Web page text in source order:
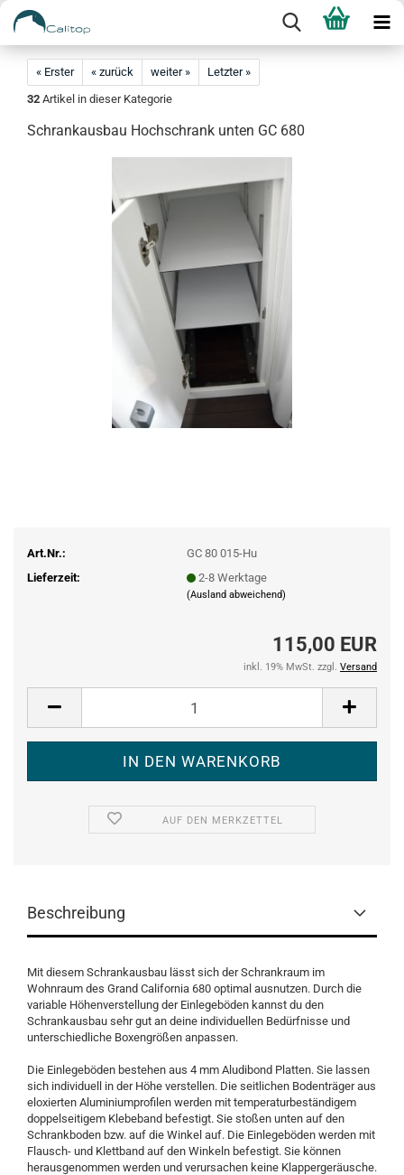
« Erster « zurück weiter »
Letzter »
32 Artikel in dieser Kategorie
Schrankausbau Hochschrank unten GC 680
Art.Nr.:
GC 80 015-Hu
Lieferzeit:
2-8 Werktage
(Ausland abweichend)
115,00 EUR
inkl. 19% MwSt. zzgl. Versand
AUF DEN MERKZETTEL
Beschreibung
Mit diesem Schrankausbau lässt sich der Schrankraum im
Wohnraum des Grand California 680 optimal ausnutzen. Durch die
variable Höhenverstellung der Einlegeböden kannst du den
Schrankausbau sehr gut an deine individuellen Bedürfnisse und
unterschiedliche Boxengrößen anpassen.
Die Einlegeböden bestehen aus 4 mm Aludibond Platten. Sie lassen
sich individuell in der Höhe verstellen. Die seitlichen Bodenträger aus
eloxierten Aluminiumprofilen werden mit temperaturbeständigem
doppelseitigem Klebeband befestigt. Sie stoßen unten auf den
Schrankboden bzw. auf die Winkel auf. Die Einlegeböden werden mit
Flausch- und Klettband auf den Winkeln befestigt. Sie können
herausgenommen werden und verursachen keine Klappergeräusche.